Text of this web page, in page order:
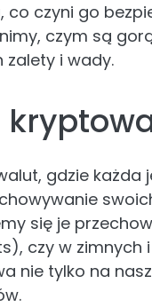
czyni go
czym są
zalety i wady.
gdzie
się je
czy w zimnych
nie tylko na